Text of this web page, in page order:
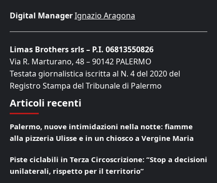
Digital ManagerIgnazio Aragona
Limas Brothers srls – P.I. 06813550826
Via R. Marturano, 48 – 90142 PALERMO
Testata giornalistica iscritta al N. 4 del 2020 del
Registro Stampa del Tribunale di Palermo
Articoli recenti
Palermo, nuove intimidazioni nella notte: fiamme
alla pizzeria Ulisse e in un chiosco a Vergine Maria
Piste ciclabili in Terza Circoscrizione: “Stop a decisioni
unilaterali, rispetto per il territorio”